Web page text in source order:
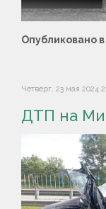
Опубликовано в
Четверг, 23 мая 2024
ДТП на